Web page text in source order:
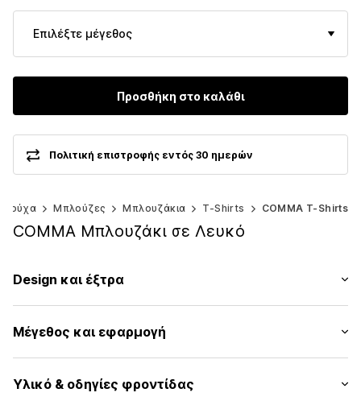
Επιλέξτε μέγεθος
Προσθήκη στο καλάθι
Πολιτική επιστροφής εντός 30 ημερών
Ρούχα Μπλούζες Μπλουζάκια T-Shirts COMMA T-Shirts
COMMA Μπλουζάκι σε Λευκό
Design και έξτρα
Ζέρσεϊ
Στρόγγυλη λαιμόκοψη
Γαζωμένο στρίφωμα/άκρη
Λαιμός με μανσέτα/πλεκτό ριπ
Μέγεθος και εφαρμογή
Μήκος: Μήκος κανονικό
Υλικό & οδηγίες φροντίδας